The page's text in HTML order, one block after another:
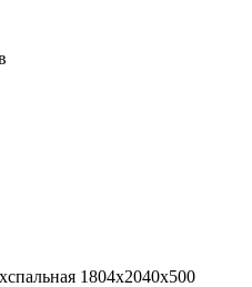
1804х2040х500